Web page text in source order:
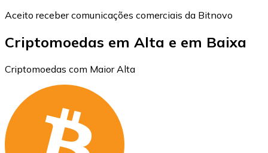
Aceito receber comunicações comerciais da Bitnovo
Criptomoedas em Alta e em Baixa
Criptomoedas com Maior Alta